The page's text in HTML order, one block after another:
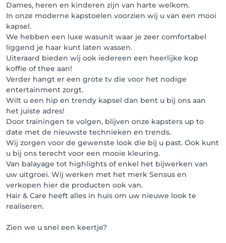
Dames, heren en kinderen zijn van harte welkom.
In onze moderne kapstoelen voorzien wij u van een mooi
kapsel.
We hebben een luxe wasunit waar je zeer comfortabel
liggend je haar kunt laten wassen.
Uiteraard bieden wij ook iedereen een heerlijke kop
koffie of thee aan!
Verder hangt er een grote tv die voor het nodige
entertainment zorgt.
Wilt u een hip en trendy kapsel dan bent u bij ons aan
het juiste adres!
Door trainingen te volgen, blijven onze kapsters up to
date met de nieuwste technieken en trends.
Wij zorgen voor de gewenste look die bij u past. Ook kunt
u bij ons terecht voor een mooie kleuring.
Van balayage tot highlights of enkel het bijwerken van
uw uitgroei. Wij werken met het merk Sensus en
verkopen hier de producten ook van.
Hair & Care heeft alles in huis om uw nieuwe look te
realiseren.
Zien we u snel een keertje?